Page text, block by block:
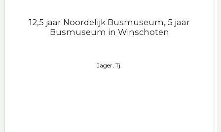
12,5 jaar Noordelijk Busmuseum, 5 jaar
Busmuseum in Winschoten
Jager, Tj.